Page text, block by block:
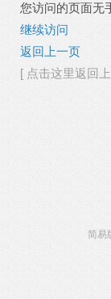
您访问的页面无
继续访问
返回上一页
[ 点击这里返回
简易